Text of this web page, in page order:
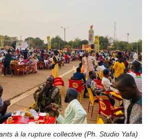
à la rupture collective (Ph. Studio Yafa)